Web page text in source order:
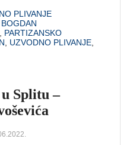
PLIVANJE
BOGDAN
PARTIZANSKO
UZVODNO PLIVANJE
Splitu –